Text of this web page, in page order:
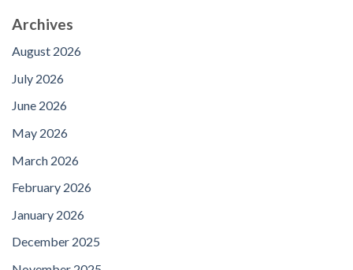
Archives
August 2026
July 2026
June 2026
May 2026
March 2026
February 2026
January 2026
December 2025